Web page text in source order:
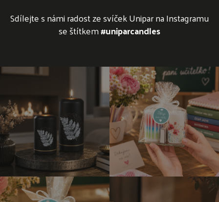
Sdílejte s námi radost ze svíček Unipar na Instagramu
se štítkem#uniparcandles